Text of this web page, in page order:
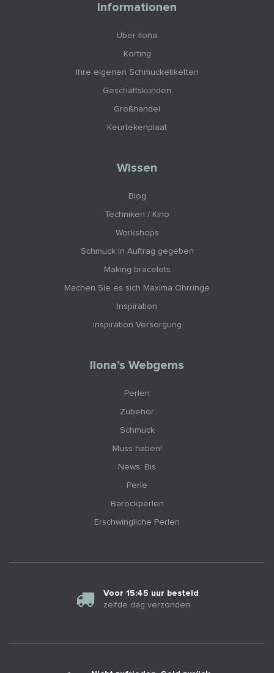
Informationen
Über Ilona
Korting
Ihre eigenen Schmucketiketten
Geschäftskunden
Großhandel
Keurtekenplaat
Wissen
Blog
Techniken / Kino
Workshops
Schmuck in Auftrag gegeben
Making bracelets
Machen Sie es sich Maxima Ohrringe
Inspiration
inspiration Versorgung
Ilona’s Webgems
Perlen
Zubehör
Schmuck
Muss haben!
News: Bis
Perle
Barockperlen
Erschwingliche Perlen
Voor 15:45 uur besteld
zelfde dag verzonden